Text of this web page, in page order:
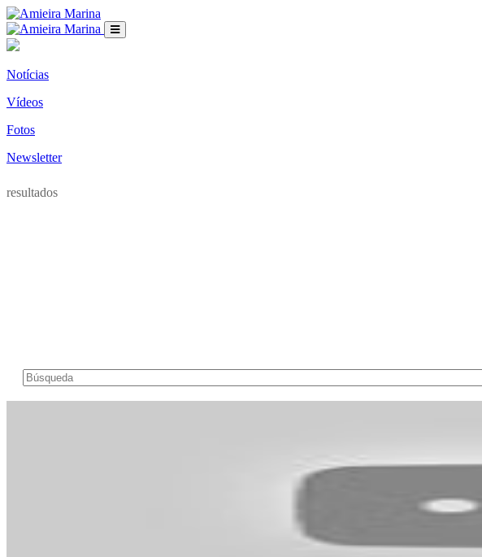
Notícias
Vídeos
Fotos
Newsletter
resultados